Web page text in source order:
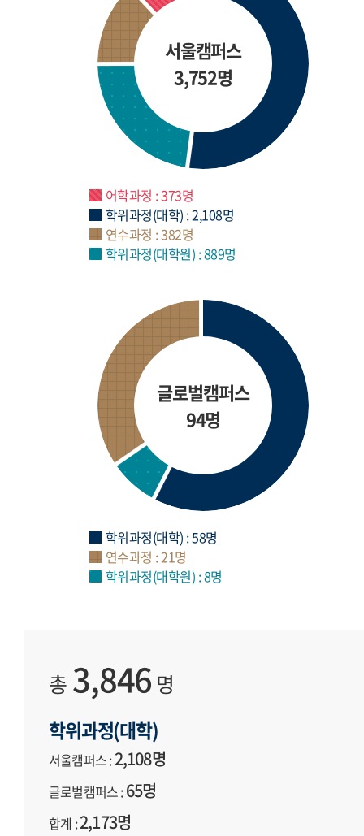
서울캠퍼스
3,752명
어학과정 : 373명
학위과정(대학) : 2,108명
연수과정 : 382명
학위과정(대학원) : 889명
글로벌캠퍼스
94명
학위과정(대학) : 58명
연수과정 : 21명
학위과정(대학원) : 8명
총3,846 명
학위과정(대학)
서울캠퍼스 :2,108명
글로벌캠퍼스 :65명
합계 :2,173명